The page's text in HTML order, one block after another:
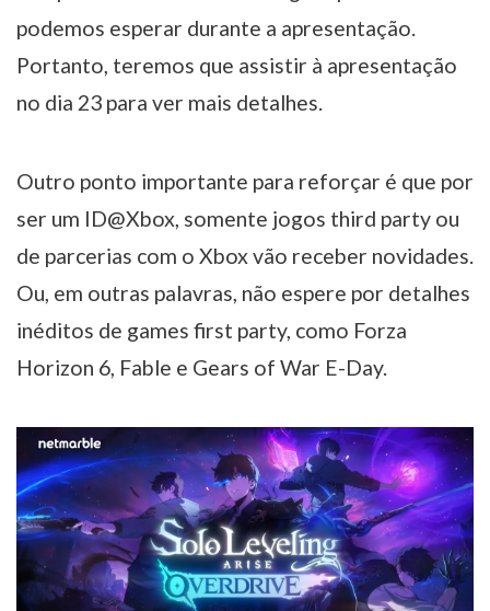
podemos esperar durante a apresentação.
Portanto, teremos que assistir à apresentação
no dia 23 para ver mais detalhes.
Outro ponto importante para reforçar é que por
ser um ID@Xbox, somente jogos third party ou
de parcerias com o Xbox vão receber novidades.
Ou, em outras palavras, não espere por detalhes
inéditos de games first party, como Forza
Horizon 6, Fable e Gears of War E-Day.